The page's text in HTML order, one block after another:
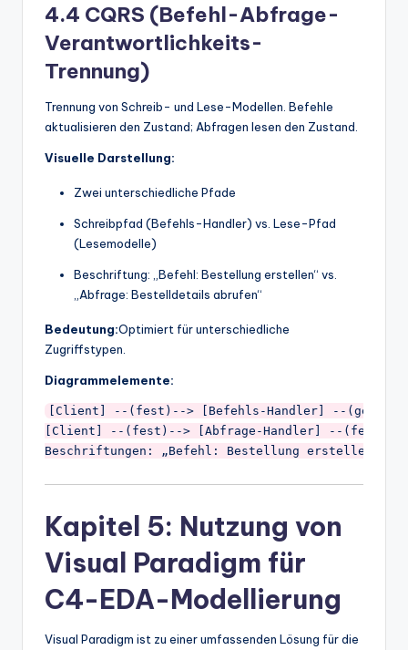
4.4 CQRS (Befehl-Abfrage-
Verantwortlichkeits-
Trennung)
Trennung von Schreib- und Lese-Modellen. Befehle
aktualisieren den Zustand; Abfragen lesen den Zustand.
Visuelle Darstellung:
Zwei unterschiedliche Pfade
Schreibpfad (Befehls-Handler) vs. Lese-Pfad
(Lesemodelle)
Beschriftung: „Befehl: Bestellung erstellen“ vs.
„Abfrage: Bestelldetails abrufen“
Bedeutung:Optimiert für unterschiedliche
Zugriffstypen.
Diagrammelemente:
[Client] --(fest)--> [Befehls-Handler] --
[Client] --(fest)--> [Abfrage-Handler] --(fest)-->
Kapitel 5: Nutzung von
Visual Paradigm für
C4-EDA-Modellierung
Visual Paradigm ist zu einer umfassenden Lösung für die